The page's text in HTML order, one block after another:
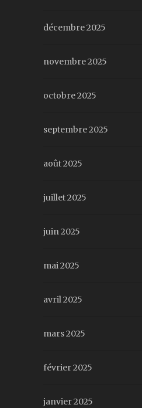
décembre 2025
novembre 2025
octobre 2025
septembre 2025
août 2025
juillet 2025
juin 2025
mai 2025
avril 2025
mars 2025
février 2025
janvier 2025